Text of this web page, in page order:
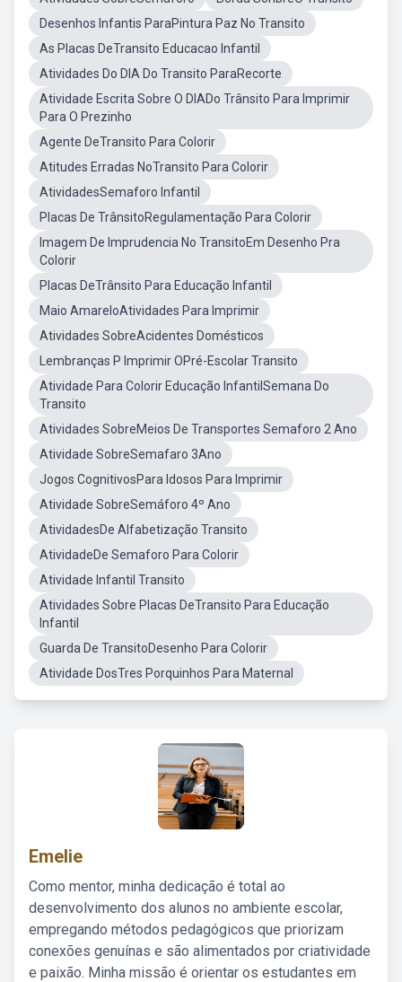
Desenhos Infantis ParaPintura Paz No Transito
As Placas DeTransito Educacao Infantil
Atividades Do DIA Do Transito ParaRecorte
Atividade Escrita Sobre O DIADo Trânsito Para Imprimir
Para O Prezinho
Agente DeTransito Para Colorir
Atitudes Erradas NoTransito Para Colorir
AtividadesSemaforo Infantil
Placas De TrânsitoRegulamentação Para Colorir
Imagem De Imprudencia No TransitoEm Desenho Pra
Colorir
Placas DeTrânsito Para Educação Infantil
Maio AmareloAtividades Para Imprimir
Atividades SobreAcidentes Domésticos
Lembranças P Imprimir OPré-Escolar Transito
Atividade Para Colorir Educação InfantilSemana Do
Transito
Atividades SobreMeios De Transportes Semaforo 2 Ano
Atividade SobreSemafaro 3Ano
Jogos CognitivosPara Idosos Para Imprimir
Atividade SobreSemáforo 4º Ano
AtividadesDe Alfabetização Transito
AtividadeDe Semaforo Para Colorir
Atividade Infantil Transito
Atividades Sobre Placas DeTransito Para Educação
Infantil
Guarda De TransitoDesenho Para Colorir
Atividade DosTres Porquinhos Para Maternal
Emelie
Como mentor, minha dedicação é total ao
desenvolvimento dos alunos no ambiente escolar,
empregando métodos pedagógicos que priorizam
conexões genuínas e são alimentados por criatividade
e paixão. Minha missão é orientar os estudantes em